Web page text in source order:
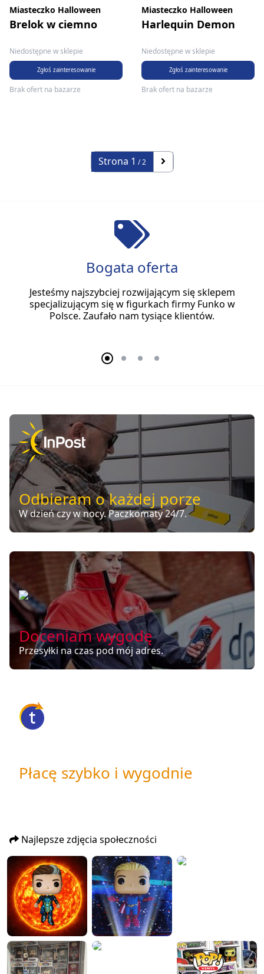
Miasteczko Halloween
Brelok w ciemno
Niedostępne w sklepie
Zgłoś zainteresowanie
Brak ofert na bazarze
Miasteczko Halloween
Harlequin Demon
Niedostępne w sklepie
Zgłoś zainteresowanie
Brak ofert na bazarze
Strona 1 / 2
Bogata oferta
Jesteśmy najszybciej rozwijającym się sklepem
specjalizującym się w figurkach firmy Funko w
Polsce. Zaufało nam tysiące klientów.
Odbieram o każdej porze
W dzień czy w nocy. Paczkomaty 24/7.
Doceniam wygodę
Przesyłki na czas pod mój adres.
Płacę szybko i wygodnie
Najlepsze zdjęcia społeczności